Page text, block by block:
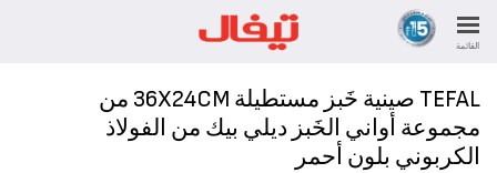
القائمة
TEFAL صينية خَبز مستطيلة ‎36X24CM من
مجموعة أواني الخَبز ديلي بيك من الفولاذ
الكربوني بلون أحمر